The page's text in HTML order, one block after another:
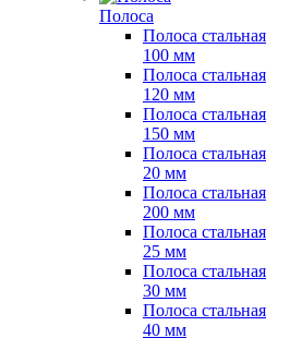
Полоса
Полоса стальная
100 мм
Полоса стальная
120 мм
Полоса стальная
150 мм
Полоса стальная
20 мм
Полоса стальная
200 мм
Полоса стальная
25 мм
Полоса стальная
30 мм
Полоса стальная
40 мм